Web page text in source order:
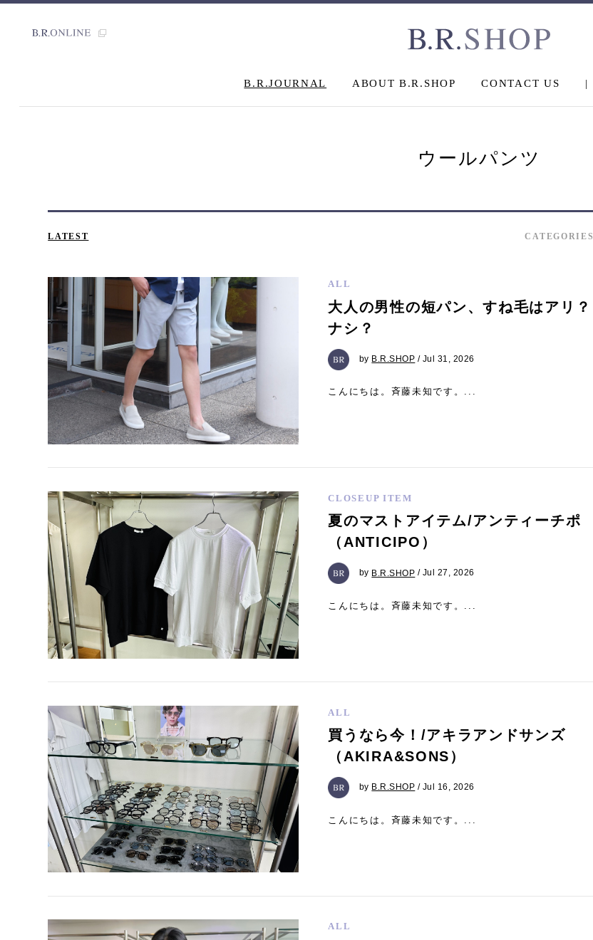
B.R.JOURNAL ABOUT B.R.SHOP CONTACT US |
ウールパンツ
LATEST CATEGORIES
ALL
大人の男性の短パン、すね毛はアリ？
ナシ？
by B.R.SHOP / Jul 31, 2026
こんにちは。斉藤未知です。...
CLOSEUP ITEM
夏のマストアイテム/アンティーチポ
（ANTICIPO）
by B.R.SHOP / Jul 27, 2026
こんにちは。斉藤未知です。...
ALL
買うなら今！/アキラアンドサンズ
（AKIRA&SONS）
by B.R.SHOP / Jul 16, 2026
こんにちは。斉藤未知です。...
ALL